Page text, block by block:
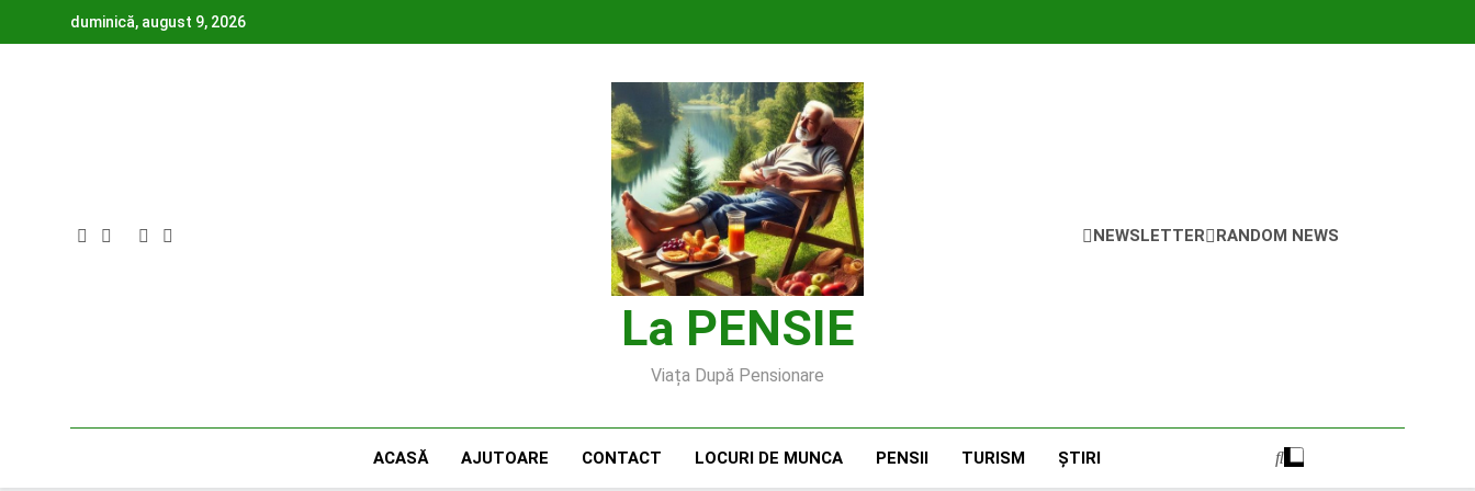
duminică, august 9, 2026
La PENSIE
Viața După Pensionare
NEWSLETTER RANDOM NEWS
ACASĂ AJUTOARE CONTACT LOCURI DE MUNCA PENSII TURISM ȘTIRI